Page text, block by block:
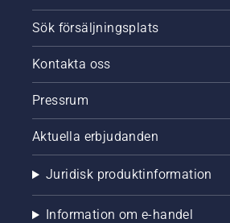
Sök försäljningsplats
Kontakta oss
Pressrum
Aktuella erbjudanden
Juridisk produktinformation
Information om e-handel